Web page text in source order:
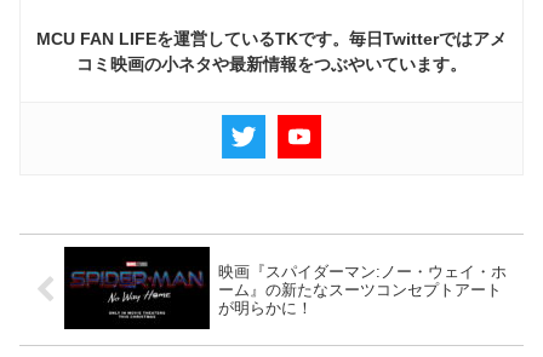
MCU FAN LIFEを運営しているTKです。毎日Twitterではアメ
コミ映画の小ネタや最新情報をつぶやいています。
映画『スパイダーマン:ノー・ウェイ・ホ
ーム』の新たなスーツコンセプトアート
が明らかに！